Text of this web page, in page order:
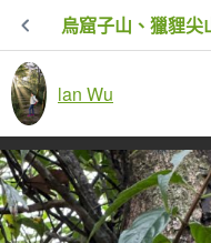
lan Wu